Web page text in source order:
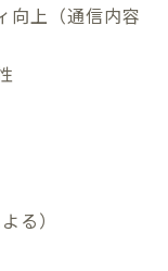
向上（通信内容
る）